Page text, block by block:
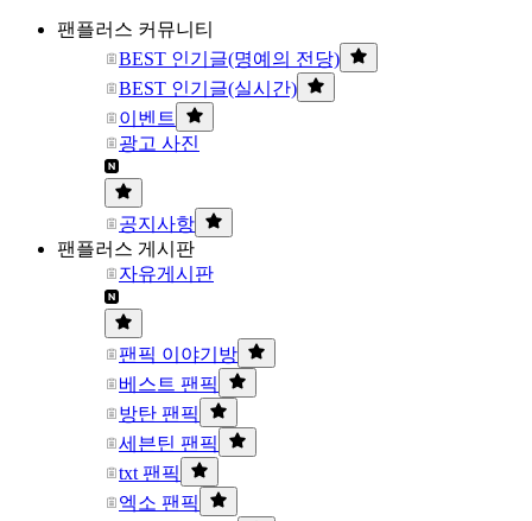
팬플러스 커뮤니티
BEST 인기글(명예의 전당)
BEST 인기글(실시간)
이벤트
광고 사진
공지사항
팬플러스 게시판
자유게시판
팬픽 이야기방
베스트 팬픽
방탄 팬픽
세븐틴 팬픽
txt 팬픽
엑소 팬픽